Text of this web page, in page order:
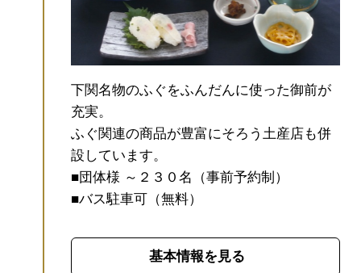
可能です。・金・土・日・祝日限定の日帰
りバスツアー「ふくの旅、山口号」でも角
島大橋の絶景を楽しめます（橋は渡らず、
↓【メディア情報】テレビで紹介されまし
た！・日本テレビ「ヒルナンデス！」2025
年11月27日放送「ナンチャンと行く！今が
旬の山口でテンション爆上げツアー」
下関名物のふぐをふんだんに使った御前が
充実。
ふぐ関連の商品が豊富にそろう土産店も併
設しています。
■団体様 ～２３０名（事前予約制）
■バス駐車可（無料）
基本情報を見る